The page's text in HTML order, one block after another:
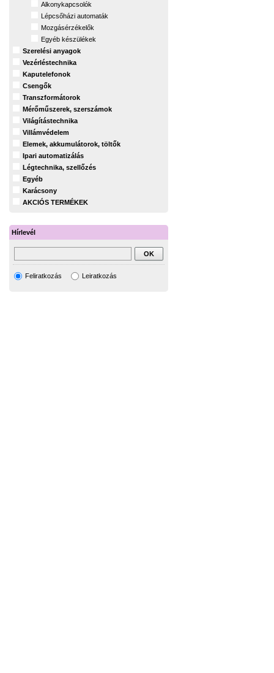
Alkonykapcsolók
Lépcsőházi automaták
Mozgásérzékelők
Egyéb készülékek
Szerelési anyagok
Vezérléstechnika
Kaputelefonok
Csengők
Transzformátorok
Mérőműszerek, szerszámok
Világítástechnika
Villámvédelem
Elemek, akkumulátorok, töltők
Ipari automatizálás
Légtechnika, szellőzés
Egyéb
Karácsony
AKCIÓS TERMÉKEK
Hírlevél
Feliratkozás Leiratkozás